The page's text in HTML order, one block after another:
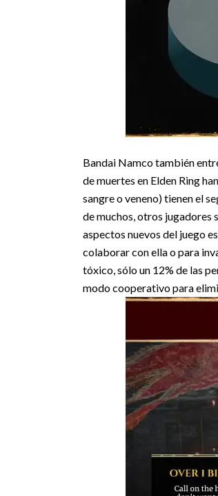
Bandai Namco también
de muertes en Elden Ring
sangre o veneno) tienen el
de muchos, otros jugadores
aspectos nuevos del juego
colaborar con ella o para
tóxico, sólo un 12% de las
modo cooperativo para